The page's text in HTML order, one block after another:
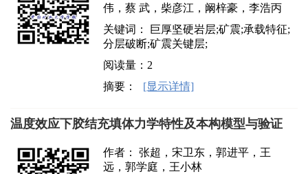
伟，蔡 武，柴彦江，阚梓豪，李浩丙
关键词： 巨厚坚硬岩层;矿震;承载特征;
分层破断;矿震关键层;
阅读量： 2
摘要：
[显示详情]
温度效应下胶结充填体力学特性及本构模型与验证
作者： 张超，宋卫东，郭进平，王
远，郭学庭，王小林